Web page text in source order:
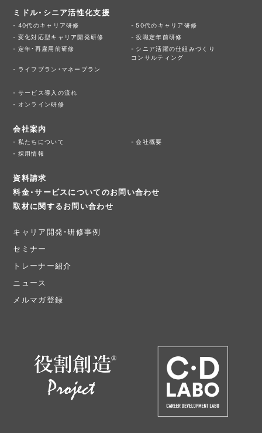
ミドル・シニア活性化支援
40代のキャリア研修
50代のキャリア研修
変化対応型キャリア開発研修
役職定年前研修
定年・再雇用前研修
シニア活躍の仕組みづくり
コンサルティング
ライフプラン・マネープラン
サービス導入の流れ
オンライン研修
会社案内
私たちについて
会社概要
採用情報
資料請求
料金・サービスについてのお問い合わせ
取材に関するお問い合わせ
キャリア開発・研修事例
セミナー
トレーナー紹介
ニュース
メルマガ登録